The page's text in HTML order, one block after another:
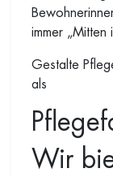
immer „Mitten
Gestalte
als
Wir